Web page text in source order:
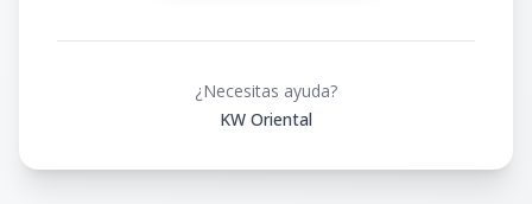
¿Necesitas ayuda?
KW Oriental